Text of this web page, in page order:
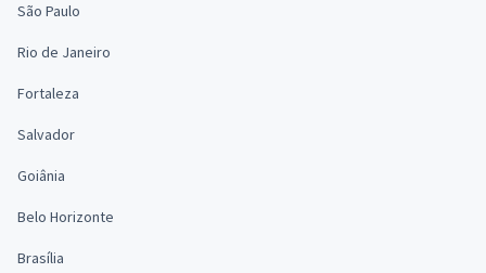
São Paulo
Rio de Janeiro
Fortaleza
Salvador
Goiânia
Belo Horizonte
Brasília